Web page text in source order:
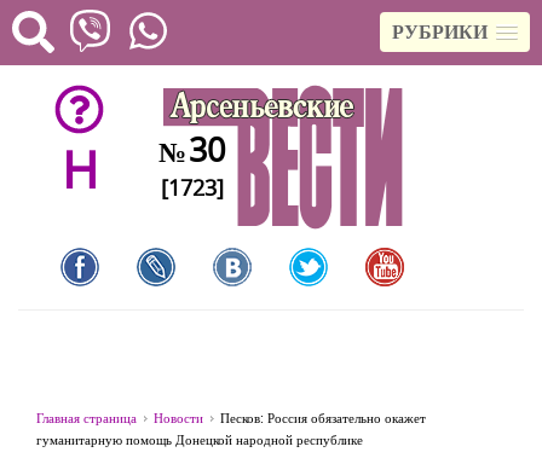
РУБРИКИ
H №30
[1723]
Главная страница Новости
Песков: Россия обязательно окажет
гуманитарную помощь Донецкой народной республике